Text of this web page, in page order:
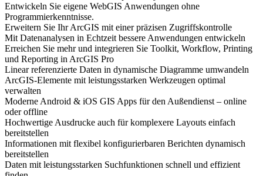
Entwickeln Sie eigene WebGIS Anwendungen ohne
Programmierkenntnisse.
Erweitern Sie Ihr ArcGIS mit einer präzisen Zugriffskontrolle
Mit Datenanalysen in Echtzeit bessere Anwendungen entwickeln
Erreichen Sie mehr und integrieren Sie Toolkit, Workflow, Printing
und Reporting in ArcGIS Pro
Linear referenzierte Daten in dynamische Diagramme umwandeln
ArcGIS-Elemente mit leistungsstarken Werkzeugen optimal
verwalten
Moderne Android & iOS GIS Apps für den Außendienst – online
oder offline
Hochwertige Ausdrucke auch für komplexere Layouts einfach
bereitstellen
Informationen mit flexibel konfigurierbaren Berichten dynamisch
bereitstellen
Daten mit leistungsstarken Suchfunktionen schnell und effizient